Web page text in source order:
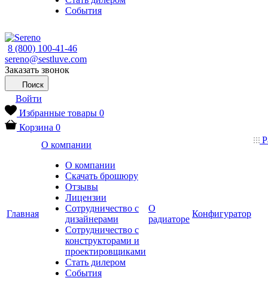
События
8 (800) 100-41-46
sereno@sestluve.com
Заказать звонок
Поиск
Войти
Избранные товары 0
Корзина 0
Главная
О компании
О компании
Скачать брошюру
Отзывы
Лицензии
Сотрудничество с
дизайнерами
Сотрудничество с
конструкторами и
проектировщиками
Стать дилером
События
О
радиаторе
Конфигуратор